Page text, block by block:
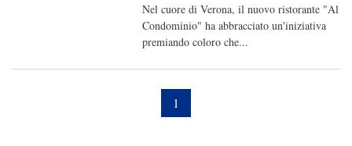
Nel cuore di Verona, il nuovo ristorante "Al
Condominio" ha abbracciato un'iniziativa
premiando coloro che...
1